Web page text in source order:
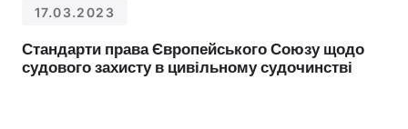
17.03.2023
Стандарти права Європейського Союзу щодо
судового захисту в цивільному судочинстві